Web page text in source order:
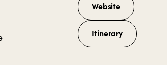
Website
Itinerary